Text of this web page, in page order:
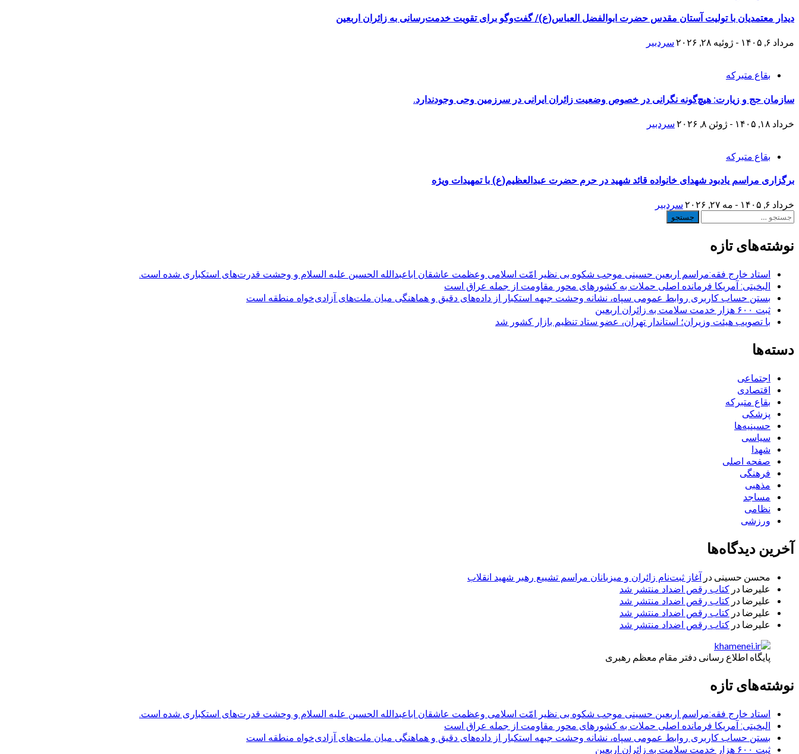
دیدار معتمدیان با تولیت آستان مقدس حضرت ابوالفضل العباس(ع)/ گفت‌وگو برای تقویت خدمت‌رسانی به زائران اربعین
مرداد ۶, ۱۴۰۵ - ژوئیه ۲۸, ۲۰۲۶ سردبیر
بقاع متبرکه
سازمان حج و زیارت: هیچ‌گونه نگرانی در خصوص وضعیت زائران ایرانی در سرزمین وحی وجودندارد.
خرداد ۱۸, ۱۴۰۵ - ژوئن ۸, ۲۰۲۶ سردبیر
بقاع متبرکه
برگزاری مراسم یادبود شهدای خانواده قائد شهید در حرم حضرت عبدالعظیم(ع) با تمهیدات ویژه
خرداد ۶, ۱۴۰۵ - مه ۲۷, ۲۰۲۶
سردبیر
جستجو
نوشته‌های تازه
استاد خارج فقه:مراسم اربعین حسینی موجب شکوه بی نظیر امّت اسلامی وعظمت عاشقان اباعبدالله الحسین علیه السلام و وحشت قدرت‌های استکباری شده است.
البخیتی: آمریکا فرمانده اصلی حملات به کشورهای محور مقاومت از جمله عراق است
بستن حساب کاربری روابط عمومی سپاه، نشانه‌ وحشت جبهه استکبار از داده‌های دقیق و هماهنگی میان ملت‌های آزادی‌خواه منطقه است
ثبت ۶۰۰ هزار خدمت سلامت به زائران اربعین
با تصویب هیئت وزیران؛ استاندار تهران، عضو ستاد تنظیم بازار کشور شد
دسته‌ها
اجتماعی
اقتصادی
بقاع متبرکه
پزشکی
حسینیه‌ها
سیاسی
شهدا
صفحه اصلی
فرهنگی
مذهبی
مساجد
نظامی
ورزشی
آخرین دیدگاه‌ها
محسن حسینی در آغاز ثبت‌نام زائران و میزبانان مراسم تشییع رهبر شهید انقلاب
علیرضا در کتاب رقص اضداد منتشر شد
علیرضا در کتاب رقص اضداد منتشر شد
علیرضا در کتاب رقص اضداد منتشر شد
علیرضا در کتاب رقص اضداد منتشر شد
پایگاه اطلاع رسانی دفتر مقام معظم رهبری
نوشته‌های تازه
استاد خارج فقه:مراسم اربعین حسینی موجب شکوه بی نظیر امّت اسلامی وعظمت عاشقان اباعبدالله الحسین علیه السلام و وحشت قدرت‌های استکباری شده است.
البخیتی: آمریکا فرمانده اصلی حملات به کشورهای محور مقاومت از جمله عراق است
بستن حساب کاربری روابط عمومی سپاه، نشانه‌ وحشت جبهه استکبار از داده‌های دقیق و هماهنگی میان ملت‌های آزادی‌خواه منطقه است
ثبت ۶۰۰ هزار خدمت سلامت به زائران اربعین